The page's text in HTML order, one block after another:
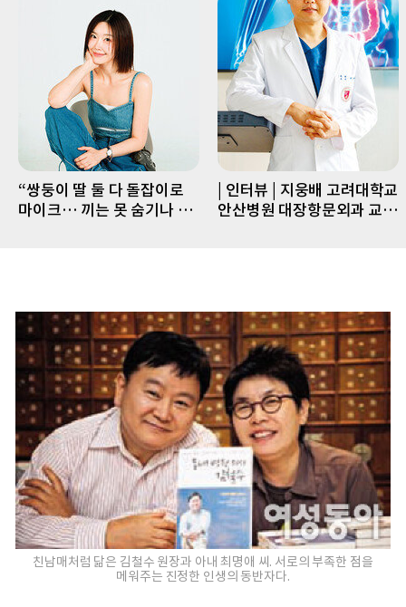
“쌍둥이 딸 둘 다 돌잡이로
마이크… 끼는 못 숨기나 봐
| 인터뷰 | 지웅배 고려대학교
안산병원 대장항문외과 교수
친남매처럼 닮은 김철수 원장과 아내 최명애 씨. 서로의 부족한 점을
메워주는 진정한 인생의 동반자다.